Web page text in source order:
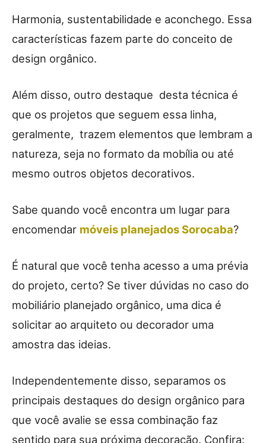
Harmonia, sustentabilidade e aconchego. Essa
características fazem parte do conceito de
design orgânico.
Além disso, outro destaque desta técnica é
que os projetos que seguem essa linha,
geralmente, trazem elementos que lembram a
natureza, seja no formato da mobília ou até
mesmo outros objetos decorativos.
Sabe quando você encontra um lugar para
encomendar móveis planejados Sorocaba?
É natural que você tenha acesso a uma prévia
do projeto, certo? Se tiver dúvidas no caso do
mobiliário planejado orgânico, uma dica é
solicitar ao arquiteto ou decorador uma
amostra das ideias.
Independentemente disso, separamos os
principais destaques do design orgânico para
que você avalie se essa combinação faz
sentido para sua próxima decoração. Confira: